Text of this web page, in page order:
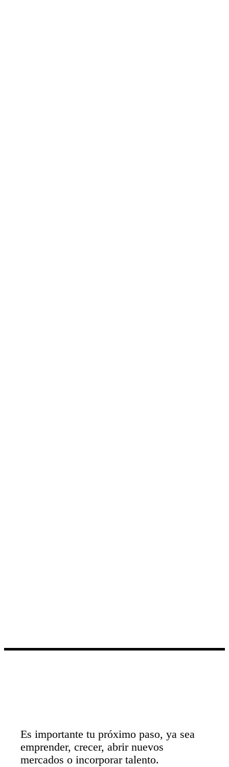
Es importante tu próximo paso, ya sea
emprender, crecer, abrir nuevos
mercados o incorporar talento.